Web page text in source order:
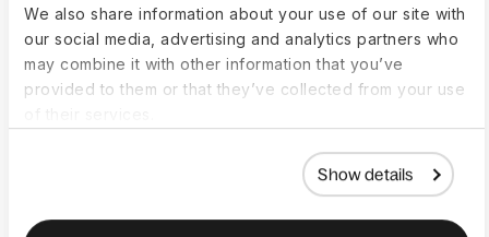
We also share information about your use of our site with
our social media, advertising and analytics partners who
may combine it with other information that you’ve
provided to them or that they’ve collected from your use
Show details
Auftragnehmenden rechtskonform Ausrüstung
zur Verfügung stellen – von Laptops bis zu
Stehschreibtischen.